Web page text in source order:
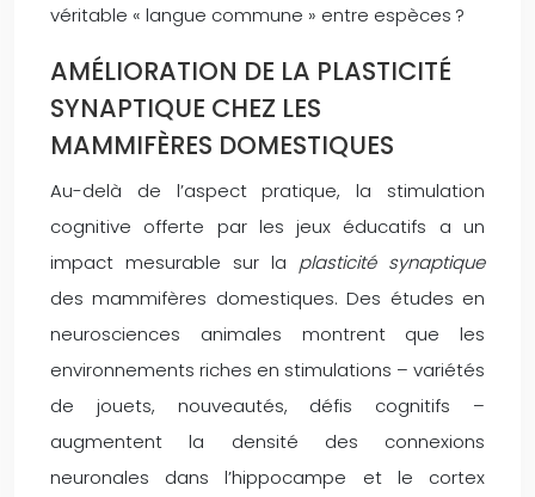
véritable « langue commune » entre espèces ?
AMÉLIORATION DE LA PLASTICITÉ
SYNAPTIQUE CHEZ LES
MAMMIFÈRES DOMESTIQUES
Au-delà de l’aspect pratique, la stimulation
cognitive offerte par les jeux éducatifs a un
impact mesurable sur la plasticité synaptique
des mammifères domestiques. Des études en
neurosciences animales montrent que les
environnements riches en stimulations – variétés
de jouets, nouveautés, défis cognitifs –
augmentent la densité des connexions
neuronales dans l’hippocampe et le cortex